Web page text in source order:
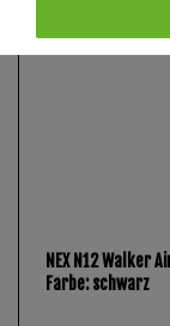
NEX N12
Farbe: schwarz